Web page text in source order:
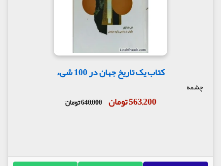
کتاب یک تاریخ جهان در 100 شیء
چشمه
563,200 تومان 640,000 تومان